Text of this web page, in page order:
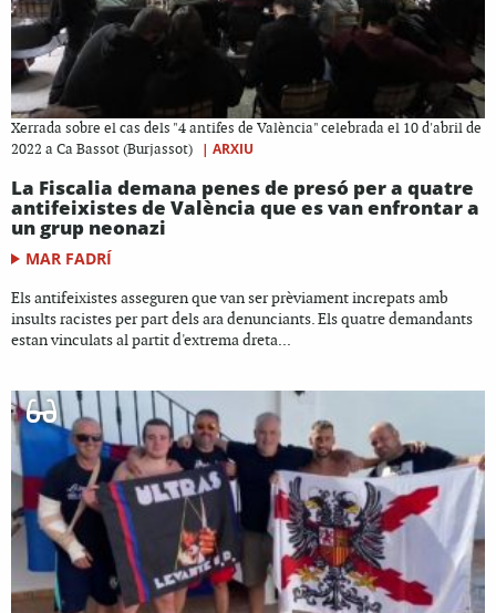
Xerrada sobre el cas dels "4 antifes de València" celebrada el 10 d'abril de
2022 a Ca Bassot (Burjassot)
| ARXIU
La Fiscalia demana penes de presó per a quatre
antifeixistes de València que es van enfrontar a
un grup neonazi
MAR FADRÍ
Els antifeixistes asseguren que van ser prèviament increpats amb
insults racistes per part dels ara denunciants. Els quatre demandants
estan vinculats al partit d'extrema dreta...